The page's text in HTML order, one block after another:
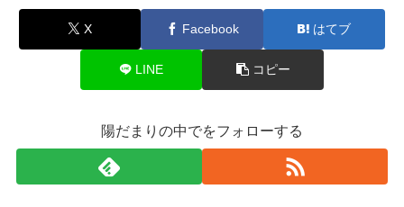
X Facebook はてブ
LINE コピー
陽だまりの中でをフォローする